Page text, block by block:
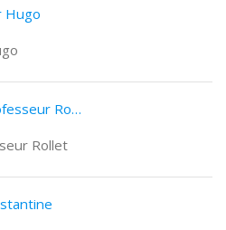
Hugo
LCL Lyon 9 Rue Du Professeur Rollet
Rollet